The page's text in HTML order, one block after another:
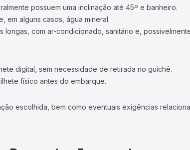
possuem uma inclinação até 45º e banheiro.
em alguns casos, água mineral.
longas, com ar-condicionado, sanitário e,
digital, sem necessidade de retirada no guichê.
físico antes do embarque.
escolhida, bem como eventuais exigências